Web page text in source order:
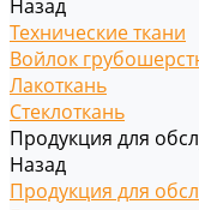
Назад
Технические ткани
Войлок
Лакоткань
Стеклоткань
Продукция для
Назад
Продукция для